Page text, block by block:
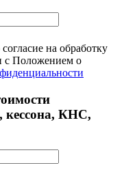
на обработку
с Положением о
кессона, КНС,